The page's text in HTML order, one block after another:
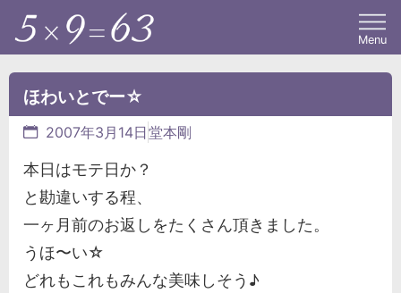
Menu
ほわいとでー☆
2007年3月14日 堂本剛
本日はモテ日か？
と勘違いする程、
一ヶ月前のお返しをたくさん頂きました。
うほ〜い☆
どれもこれもみんな美味しそう♪